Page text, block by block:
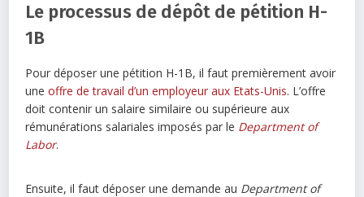
Le processus de dépôt de pétition H-
1B
Pour déposer une pétition H-1B, il faut premièrement avoir
uneoffre de travail d’un employeur aux Etats-Unis. L’offre
doit contenir un salaire similaire ou supérieure aux
rémunérations salariales imposés par le Department of
Labor.
Ensuite, il faut déposer une demande au Department of